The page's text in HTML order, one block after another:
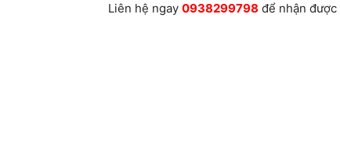
Liên hệ ngay 0938299798 để nhận